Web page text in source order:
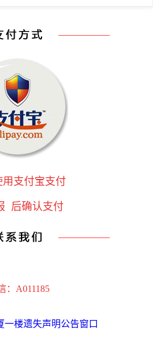
用支付宝支付
后确认支付
：A011185
一楼遗失声明公告窗口